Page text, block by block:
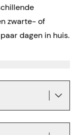
zwarte- of
dagen in huis.